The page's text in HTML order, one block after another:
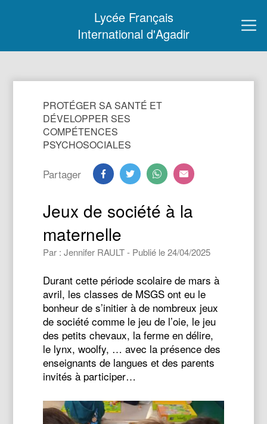
Lycée Français
International d'Agadir
PROTÉGER SA SANTÉ ET
DÉVELOPPER SES
COMPÉTENCES
PSYCHOSOCIALES
Partager
Jeux de société à la
maternelle
Par : Jennifer RAULT - Publié le 24/04/2025
Durant cette période scolaire de mars à
avril, les classes de MSGS ont eu le
bonheur de s’initier à de nombreux jeux
de société comme le jeu de l’oie, le jeu
des petits chevaux, la ferme en délire,
le lynx, woolfy, … avec la présence des
enseignants de langues et des parents
invités à participer…